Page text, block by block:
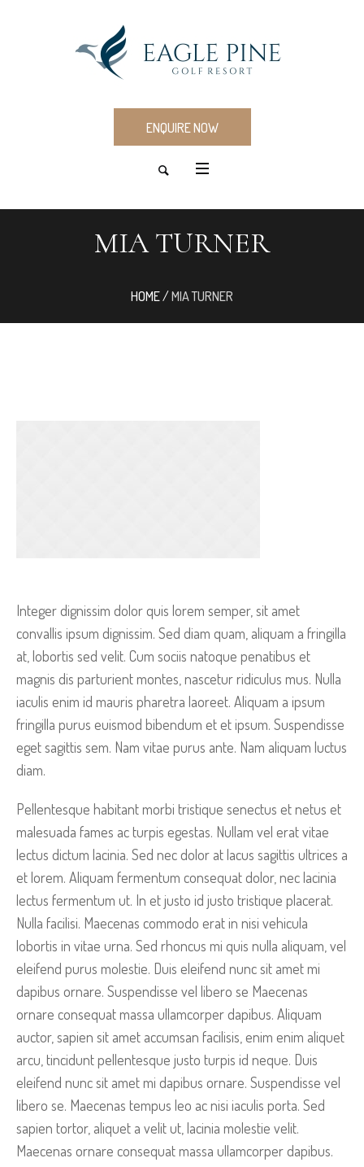
ENQUIRE NOW
MIA TURNER
HOME/MIA TURNER
Integer dignissim dolor quis lorem semper, sit amet
convallis ipsum dignissim. Sed diam quam, aliquam a fringilla
at, lobortis sed velit. Cum sociis natoque penatibus et
magnis dis parturient montes, nascetur ridiculus mus. Nulla
iaculis enim id mauris pharetra laoreet. Aliquam a ipsum
fringilla purus euismod bibendum et et ipsum. Suspendisse
eget sagittis sem. Nam vitae purus ante. Nam aliquam luctus
diam.
Pellentesque habitant morbi tristique senectus et netus et
malesuada fames ac turpis egestas. Nullam vel erat vitae
lectus dictum lacinia. Sed nec dolor at lacus sagittis ultrices a
et lorem. Aliquam fermentum consequat dolor, nec lacinia
lectus fermentum ut. In et justo id justo tristique placerat.
Nulla facilisi. Maecenas commodo erat in nisi vehicula
lobortis in vitae urna. Sed rhoncus mi quis nulla aliquam, vel
eleifend purus molestie. Duis eleifend nunc sit amet mi
dapibus ornare. Suspendisse vel libero se Maecenas
ornare consequat massa ullamcorper dapibus. Aliquam
auctor, sapien sit amet accumsan facilisis, enim enim aliquet
arcu, tincidunt pellentesque justo turpis id neque. Duis
eleifend nunc sit amet mi dapibus ornare. Suspendisse vel
libero se. Maecenas tempus leo ac nisi iaculis porta. Sed
sapien tortor, aliquet a velit ut, lacinia molestie velit.
Maecenas ornare consequat massa ullamcorper dapibus.